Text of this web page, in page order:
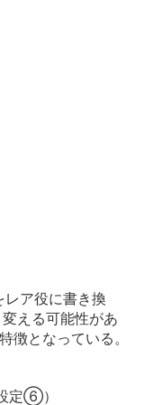
ア役に書き換
える可能性があ
徴となっている。
定⑥）